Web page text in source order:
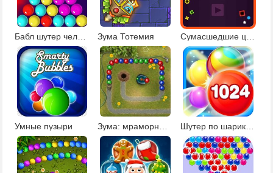
Бабл шутер челлендж Зума Тотемия
Умные пузыри Шутер по шарикам